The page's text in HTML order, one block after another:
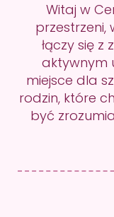
Witaj w
przestrzeni,
łączy się
aktywnym
miejsce dla
rodzin, które
być